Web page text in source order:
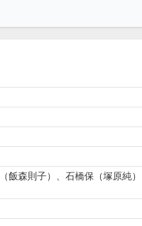
（飯森則子）、石橋保（塚原純